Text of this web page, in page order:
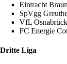
Eintracht
SpVgg
VfL Osnabrück
FC Energie
Dritte Liga